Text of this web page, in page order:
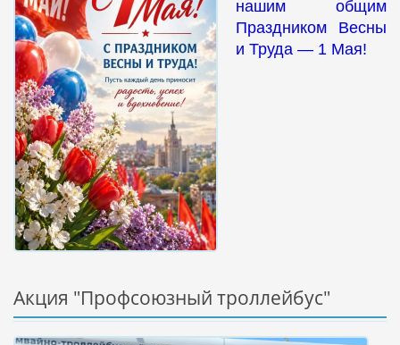
нашим общим
Праздником Весны
и Труда — 1 Мая!
Акция "Профсоюзный троллейбус"